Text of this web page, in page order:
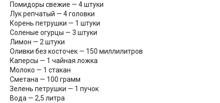
Помидоры свежие — 4 штуки
Лук репчатый — 4 головки
Корень петрушки — 1 штуки
Соленые огурцы — 3 штуки
Лимон — 2 штуки
Оливки без косточек — 150 миллилитров
Каперсы — 1 чайная ложка
Молоко — 1 стакан
Сметана — 100 грамм
Зелень петрушки — 1 пучок
Вода — 2,5 литра